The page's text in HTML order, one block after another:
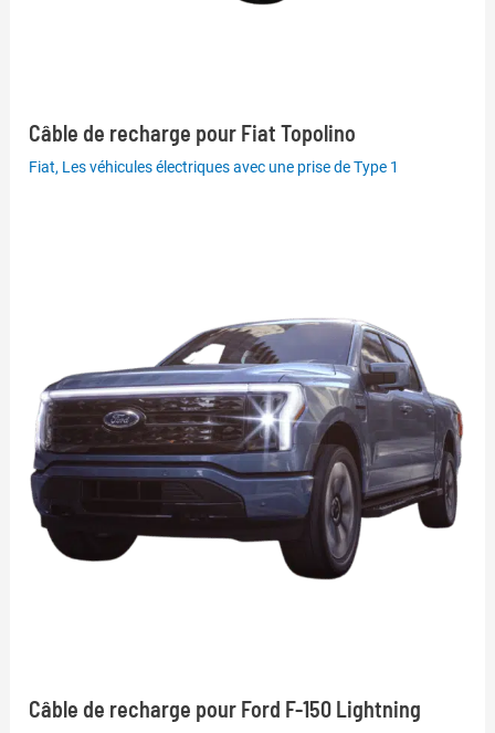
Câble de recharge pour Fiat Topolino
Fiat, Les véhicules électriques avec une prise de Type 1
Câble de recharge pour Ford F-150 Lightning